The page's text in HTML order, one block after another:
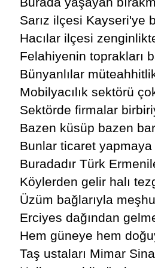
Sarız ilçesi Kayseri'ye
Hacılar ilçesi
Felahiyenin toprakları
Bünyanlılar
Mobilyacılık sektörü
Sektörde firmalar
Bazen küsüp bazen
Bunlar ticaret yapmaya
Buradadır Türk
Köylerden gelir halı
Üzüm bağlarıyla
Erciyes dağından
Hem güneye hem
Taş ustaları Mimar